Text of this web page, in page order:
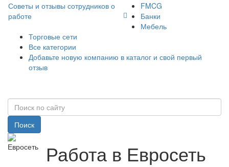
Советы и отзывы сотрудников о
работе
FMCG
Банки
Мебель
Торговые сети
Все категории
Добавьте новую компанию в каталог и свой первый
отзыв
Поиск
Работа в Евросеть